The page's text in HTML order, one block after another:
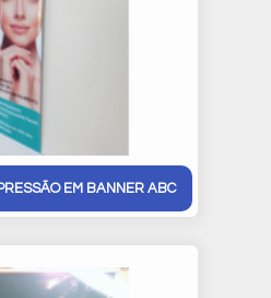
EM BANNER ABC